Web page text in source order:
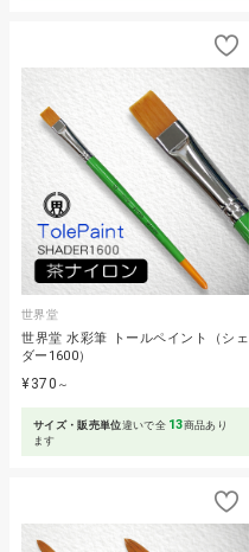
世界堂
世界堂 水彩筆 トールペイント（シェ
ダー1600）
¥370 ～
サイズ・販売単位違いで全 13商品あり
ます